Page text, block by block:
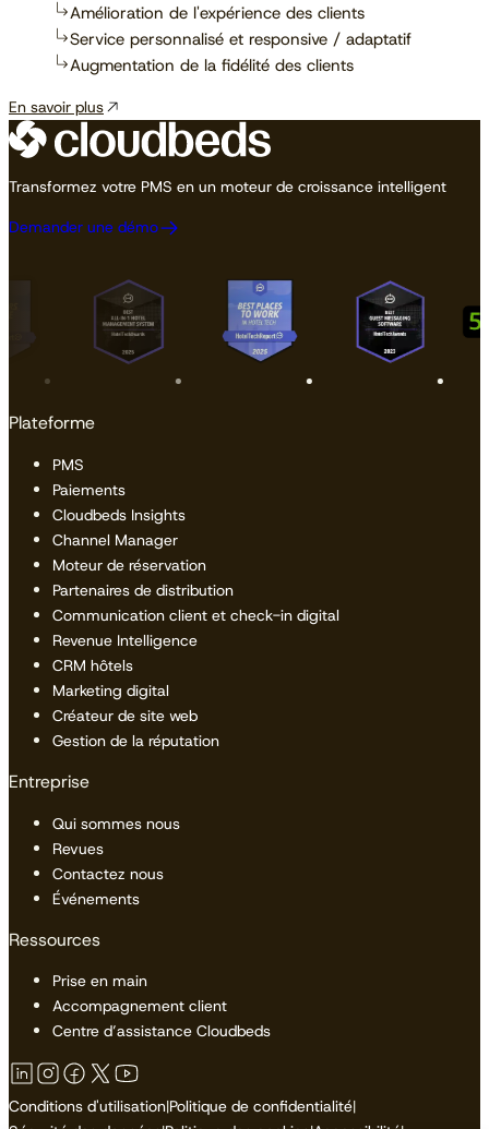
Amélioration de l'expérience des clients
Service personnalisé et responsive / adaptatif
Augmentation de la fidélité des clients
En savoir plus
Transformez votre PMS en un moteur de croissance intelligent
Demander une démo
Plateforme
PMS
Paiements
Cloudbeds Insights
Channel Manager
Moteur de réservation
Partenaires de distribution
Communication client et check-in digital
Revenue Intelligence
CRM hôtels
Marketing digital
Créateur de site web
Gestion de la réputation
Entreprise
Qui sommes nous
Revues
Contactez nous
Événements
Ressources
Prise en main
Accompagnement client
Centre d’assistance Cloudbeds
Conditions d'utilisation|Politique de confidentialité|